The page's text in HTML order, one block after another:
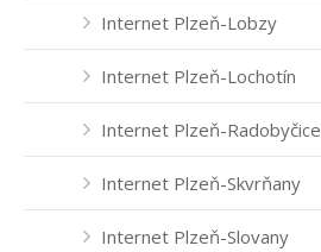
Internet Plzeň-Lobzy
Internet Plzeň-Lochotín
Internet Plzeň-Radobyčice
Internet Plzeň-Skvrňany
Internet Plzeň-Slovany